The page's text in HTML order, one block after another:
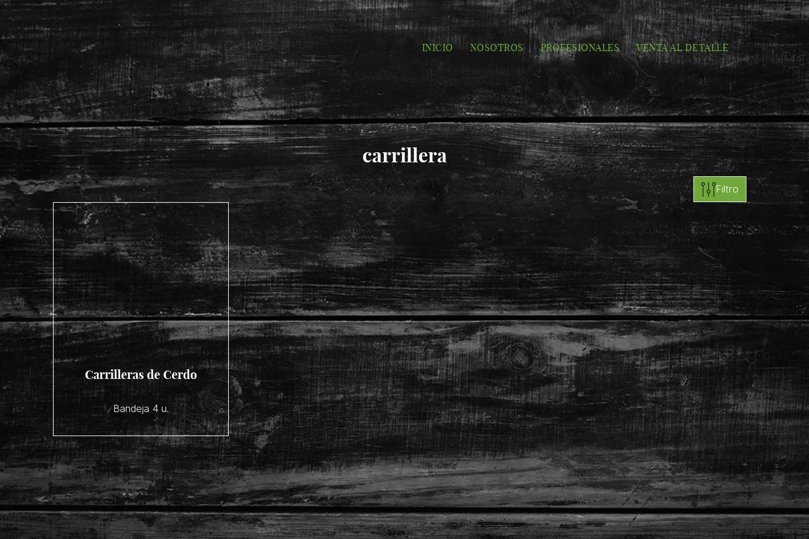
INICIO NOSOTROS PROFESIONALES VENTA AL DETALLE
carrillera
Filtro
Carrilleras de Cerdo
Bandeja 4 u.